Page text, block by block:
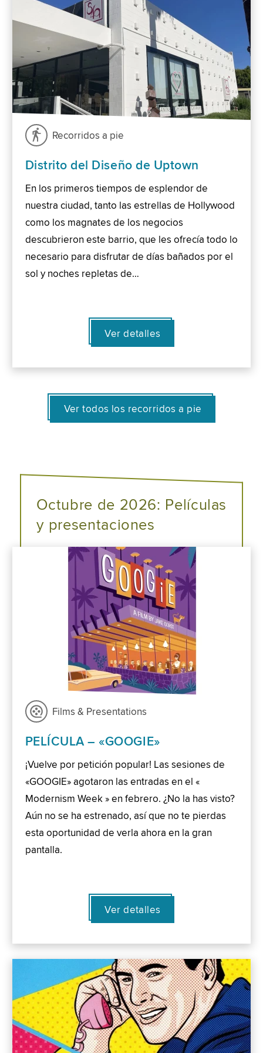
Recorridos a pie
Distrito del Diseño de Uptown
En los primeros tiempos de esplendor de
nuestra ciudad, tanto las estrellas de Hollywood
como los magnates de los negocios
descubrieron este barrio, que les ofrecía todo lo
necesario para disfrutar de días bañados por el
sol y noches repletas de…
Ver detalles
Ver todos los recorridos a pie
Octubre de 2026: Películas
y presentaciones
Films & Presentations
PELÍCULA – «GOOGIE»
¡Vuelve por petición popular! Las sesiones de
«GOOGIE» agotaron las entradas en el «
Modernism Week » en febrero. ¿No la has visto?
Aún no se ha estrenado, así que no te pierdas
esta oportunidad de verla ahora en la gran
pantalla.
Ver detalles